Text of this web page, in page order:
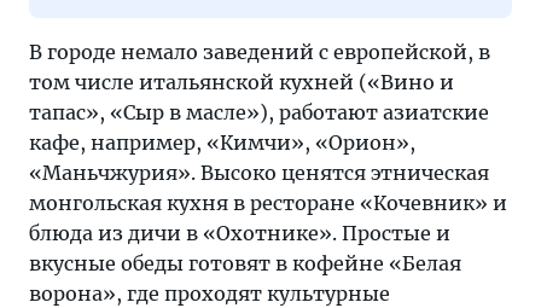
В городе немало заведений с европейской, в
том числе итальянской кухней («Вино и
тапас», «Сыр в масле»), работают азиатские
кафе, например, «Кимчи», «Орион»,
«Маньчжурия». Высоко ценятся этническая
монгольская кухня в ресторане «Кочевник» и
блюда из дичи в «Охотнике». Простые и
вкусные обеды готовят в кофейне «Белая
ворона», где проходят культурные